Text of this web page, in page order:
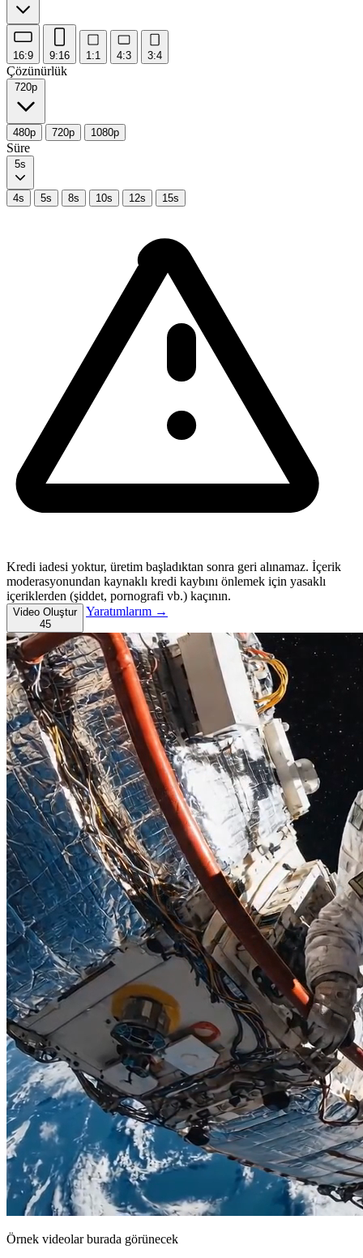
16:9 9:16 1:1 4:3 3:4
Çözünürlük
720p
480p 720p 1080p
Süre
5s
4s 5s 8s 10s 12s 15s
Kredi iadesi yoktur, üretim başladıktan sonra geri alınamaz. İçerik
moderasyonundan kaynaklı kredi kaybını önlemek için yasaklı
içeriklerden (şiddet, pornografi vb.) kaçının.
Video Oluştur
45
Yaratımlarım →
Örnek videolar burada görünecek